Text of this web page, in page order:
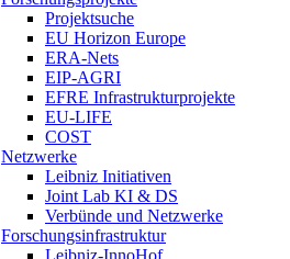
Projektsuche
EU Horizon Europe
ERA-Nets
EIP-AGRI
EFRE Infrastrukturprojekte
EU-LIFE
COST
Netzwerke
Leibniz Initiativen
Joint Lab KI & DS
Verbünde und Netzwerke
Forschungsinfrastruktur
Leibniz-InnoHof